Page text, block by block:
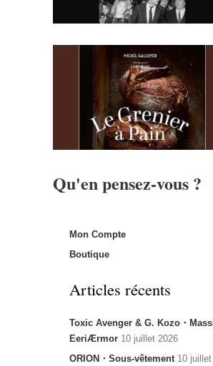
Qu'en pensez-vous ?
Mon Compte
Boutique
Articles récents
Toxic Avenger & G. Kozo・
EeriÆrmor 10 juillet 2026
ORION・Sous-vêtement 10